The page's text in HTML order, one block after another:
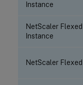
Instance
NetScaler Flexed
Instance
NetScaler